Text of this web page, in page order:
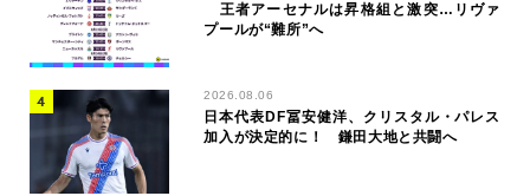
王者アーセナルは昇格組と激突…リヴァ
プールが“難所”へ
2026.08.06
日本代表DF冨安健洋、クリスタル・パレス
加入が決定的に！ 鎌田大地と共闘へ